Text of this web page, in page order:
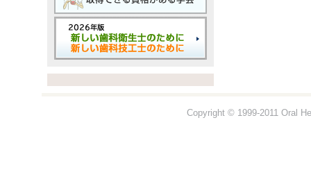
Copyright © 1999-2011 Oral